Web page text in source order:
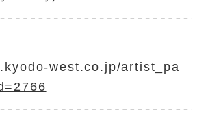
west.co.jp/artist_pa